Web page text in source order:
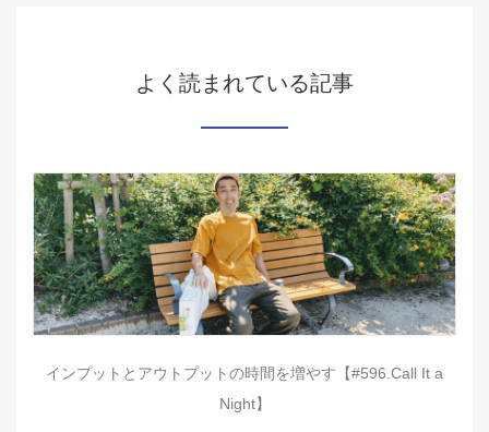
よく読まれている記事
インプットとアウトプットの時間を増やす【#596.Call It a
Night】